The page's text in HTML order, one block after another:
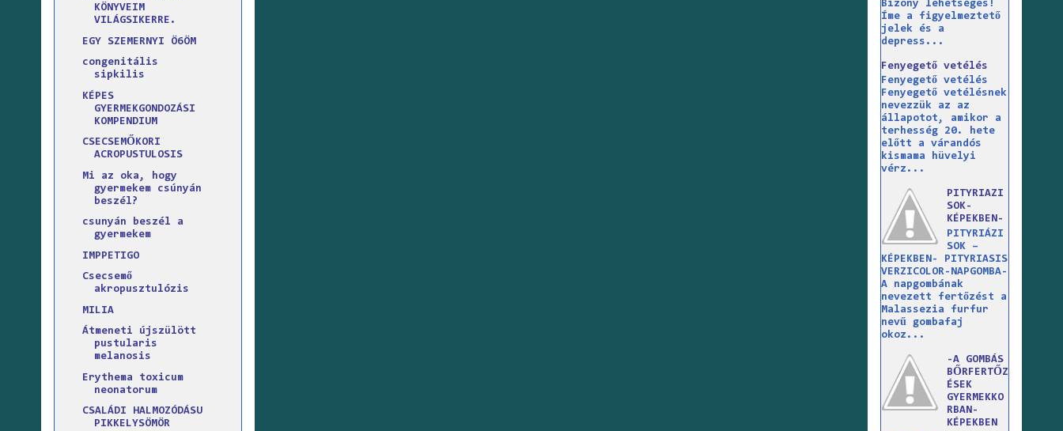
KÖNYVEIM
VILÁGSIKERRE.
EGY SZEMERNYI Ö6ÖM
congenitális
sipkilis
KÉPES
GYERMEKGONDOZÁSI
KOMPENDIUM
CSECSEMŐKORI
ACROPUSTULOSIS
Mi az oka, hogy
gyermekem csúnyán
beszél?
csunyán beszél a
gyermekem
IMPPETIGO
Csecsemő
akropusztulózis
MILIA
Átmeneti újszülött
pustularis
melanosis
Erythema toxicum
neonatorum
CSALÁDI HALMOZÓDÁSU
PIKKELYSÖMÖR
Bizony lehetséges!
Íme a figyelmeztető
jelek és a
depress...
Fenyegető vetélés
Fenyegető vetélés
Fenyegető vetélésnek
nevezzük az az
állapotot, amikor a
terhesség 20. hete
előtt a várandós
kismama hüvelyi
vérz...
PITYRIAZI
SOK-
KÉPEKBEN-
PITYRIÁZI
SOK –
KÉPEKBEN- PITYRIASIS
VERZICOLOR-NAPGOMBA-
A napgombának
nevezett fertőzést a
Malassezia furfur
nevű gombafaj
okoz...
-A GOMBÁS
BŐRFERTŐZ
ÉSEK
GYERMEKKO
RBAN-
KÉPEKBEN